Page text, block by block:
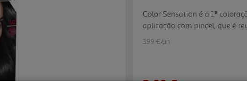
Link
para
a
Color Sensation é a 1ª
aplicação com pincel, que é
fórmula que não escorre,
3.99 €/un
3,99 €